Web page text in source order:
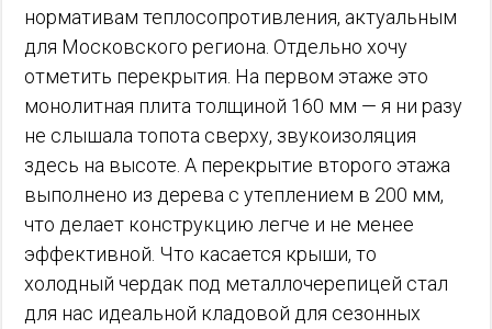
нормативам теплосопротивления, актуальным
для Московского региона. Отдельно хочу
отметить перекрытия. На первом этаже это
монолитная плита толщиной 160 мм — я ни разу
не слышала топота сверху, звукоизоляция
здесь на высоте. А перекрытие второго этажа
выполнено из дерева с утеплением в 200 мм,
что делает конструкцию легче и не менее
эффективной. Что касается крыши, то
холодный чердак под металлочерепицей стал
для нас идеальной кладовой для сезонных